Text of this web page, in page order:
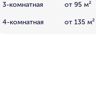
3-комнатная от 95 м²
4-комнатная от 135 м²